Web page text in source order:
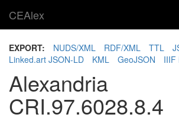
CEAlex
EXPORT: NUDS/XML RDF/XML TTL
Linked.art JSON-LD
KML GeoJSON IIIF
Alexandria
CRI.97.6028.8.4